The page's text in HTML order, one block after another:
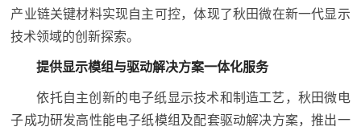
产业链关键材料实现自主可控，体现了秋田微在新一代显示
技术领域的创新探索。
提供显示模组与驱动解决方案一体化服务
依托自主创新的电子纸显示技术和制造工艺，秋田微电
子成功研发高性能电子纸模组及配套驱动解决方案，推出一